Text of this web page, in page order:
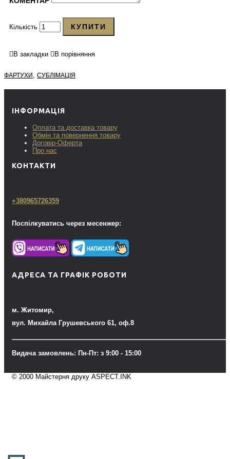
Кількість КУПИТИ
В закладки В порівняння
ФАРТУХИ , СУБЛІМАЦІЯ
ІНФОРМАЦІЯ
Оплата та доставка товару
Обмін та повернення товару
Договір-Оферта
Про нас
КОНТАКТИ
+380965726359
Поспілкуватись через месенжер:
АДРЕСА ТА ГРАФІК РОБОТИ
м. Житомир,
вул. Михайла Грушевського 61, оф.8
Видача замовлень: Пн-Пт: з 9:00 - 15:00
© 2000 Майстерня друку ASPECT.INK